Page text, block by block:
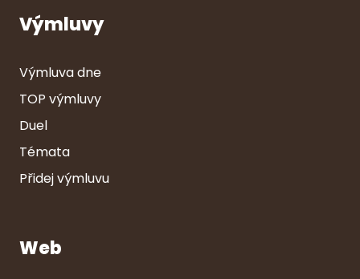
Výmluvy
Výmluva dne
TOP výmluvy
Duel
Témata
Přidej výmluvu
Web